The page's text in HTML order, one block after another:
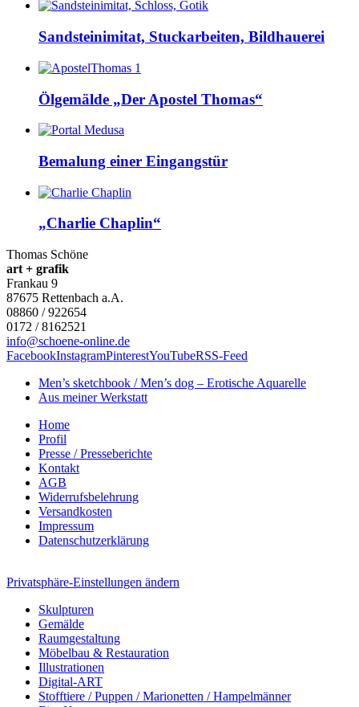
Sandsteinimitat, Stuckarbeiten, Bildhauerei
Ölgemälde „Der Apostel Thomas“
Bemalung einer Eingangstür
„Charlie Chaplin“
Thomas Schöne
art + grafik
Frankau 9
87675 Rettenbach a.A.
08860 / 922654
0172 / 8162521
info@schoene-online.de
FacebookInstagramPinterestYouTubeRSS-Feed
Men’s sketchbook / Men’s dog – Erotische Aquarelle
Aus meiner Werkstatt
Home
Profil
Presse / Presseberichte
Kontakt
AGB
Widerrufsbelehrung
Versandkosten
Impressum
Datenschutzerklärung
Privatsphäre-Einstellungen ändern
Skulpturen
Gemälde
Raumgestaltung
Möbelbau & Restauration
Illustrationen
Digital-ART
Stofftiere / Puppen / Marionetten / Hampelmänner